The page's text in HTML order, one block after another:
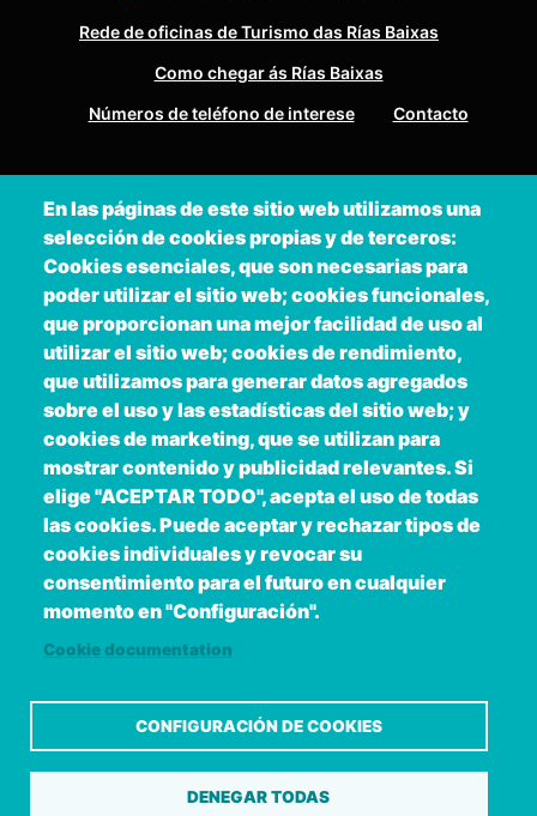
En las páginas de este sitio web utilizamos una
selección de cookies propias y de terceros:
Cookies esenciales, que son necesarias para
poder utilizar el sitio web; cookies funcionales,
que proporcionan una mejor facilidad de uso al
utilizar el sitio web; cookies de rendimiento,
que utilizamos para generar datos agregados
sobre el uso y las estadísticas del sitio web; y
cookies de marketing, que se utilizan para
mostrar contenido y publicidad relevantes. Si
elige "ACEPTAR TODO", acepta el uso de todas
las cookies. Puede aceptar y rechazar tipos de
cookies individuales y revocar su
consentimiento para el futuro en cualquier
momento en "Configuración".
Cookie documentation
CONFIGURACIÓN DE COOKIES
DENEGAR TODAS
Rede de oficinas de Turismo das Rías Baixas
Como chegar ás Rías Baixas
Números de teléfono de interese
Contacto
Pontevedra
+34 986 804 100 | +34 986 804 124
Copyright © 2026. Deputación Provincial de
Pontevedra.Todos os dereitos reservados
Aviso
Accessibility Protección de